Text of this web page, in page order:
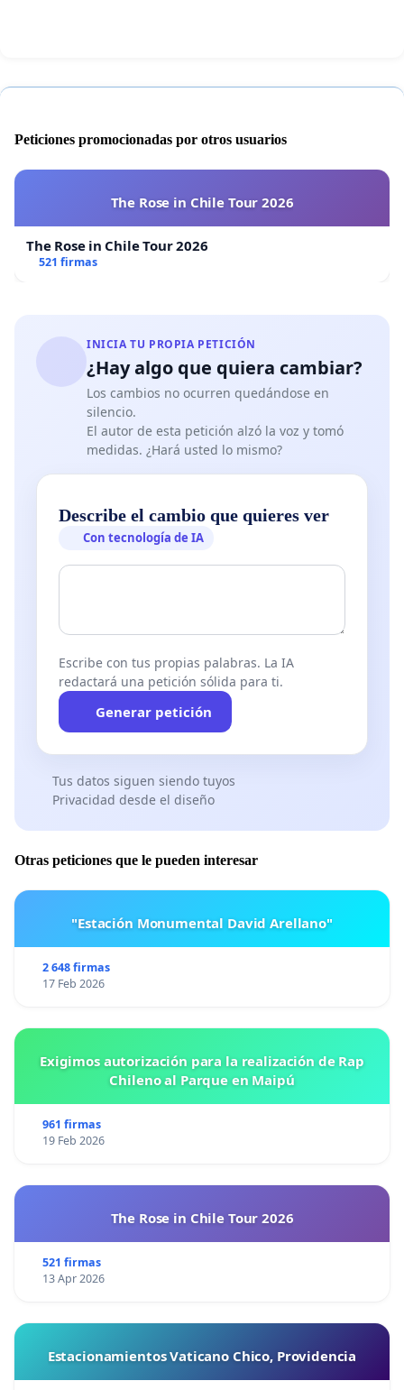
Peticiones promocionadas por otros usuarios
The Rose in Chile Tour 2026
The Rose in Chile Tour 2026
521 firmas
INICIA TU PROPIA PETICIÓN
¿Hay algo que quiera cambiar?
Los cambios no ocurren quedándose en
silencio.
El autor de esta petición alzó la voz y tomó
medidas. ¿Hará usted lo mismo?
Describe el cambio que quieres ver
Con tecnología de IA
Escribe con tus propias palabras. La IA
redactará una petición sólida para ti.
Generar petición
Tus datos siguen siendo tuyos
Privacidad desde el diseño
Otras peticiones que le pueden interesar
"Estación Monumental David Arellano"
2 648 firmas
17 Feb 2026
Exigimos autorización para la realización de Rap
Chileno al Parque en Maipú
961 firmas
19 Feb 2026
The Rose in Chile Tour 2026
521 firmas
13 Apr 2026
Estacionamientos Vaticano Chico, Providencia